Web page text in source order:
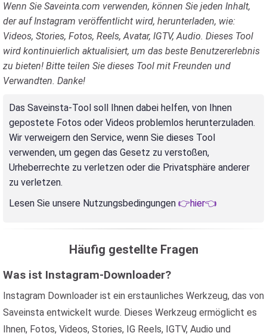
Wenn Sie Saveinta.com verwenden, können Sie jeden Inhalt,
der auf Instagram veröffentlicht wird, herunterladen, wie:
Videos, Stories, Fotos, Reels, Avatar, IGTV, Audio. Dieses Tool
wird kontinuierlich aktualisiert, um das beste Benutzererlebnis
zu bieten! Bitte teilen Sie dieses Tool mit Freunden und
Verwandten. Danke!
Das Saveinsta-Tool soll Ihnen dabei helfen, von Ihnen
gepostete Fotos oder Videos problemlos herunterzuladen.
Wir verweigern den Service, wenn Sie dieses Tool
verwenden, um gegen das Gesetz zu verstoßen,
Urheberrechte zu verletzen oder die Privatsphäre anderer
zu verletzen.
Lesen Sie unsere Nutzungsbedingungen 👉hier👈
Häufig gestellte Fragen
Was ist Instagram-Downloader?
Instagram Downloader ist ein erstaunliches Werkzeug, das von
Saveinsta entwickelt wurde. Dieses Werkzeug ermöglicht es
Ihnen, Fotos, Videos, Stories, IG Reels, IGTV, Audio und